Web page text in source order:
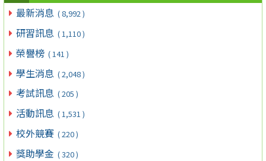
最新消息 ( 8,992 )
研習訊息 ( 1,110 )
榮譽榜 ( 141 )
學生消息 ( 2,048 )
考試訊息 ( 205 )
活動訊息 ( 1,531 )
校外競賽 ( 220 )
獎助學金 ( 320 )